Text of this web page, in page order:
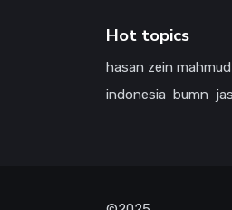
Hot topics
hasan zein mahmud
indonesia bumn